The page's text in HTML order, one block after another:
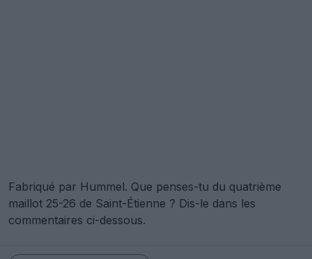
Fabriqué par Hummel. Que penses-tu du quatrième
maillot 25-26 de Saint-Étienne ? Dis-le dans les
commentaires ci-dessous.